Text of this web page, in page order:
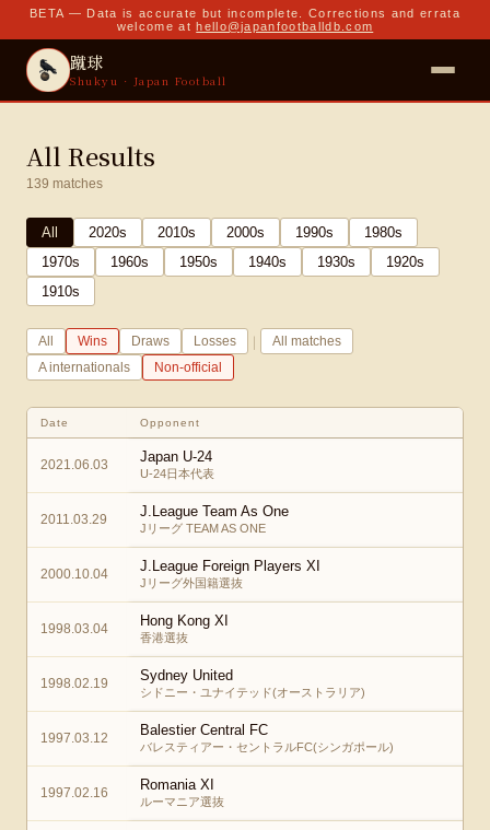
BETA — Data is accurate but incomplete. Corrections and errata
welcome at hello@japanfootballdb.com
蹴球
Shukyu · Japan Football
All Results
139 matches
All 2020s 2010s 2000s 1990s 1980s
1970s 1960s 1950s 1940s 1930s 1920s
1910s
All Wins Draws Losses |
All matches
A internationals
Non-official
Date Opponent
2021.06.03 Japan U-24
U-24日本代表
2011.03.29 J.League Team As One
Jリーグ TEAM AS ONE
2000.10.04 J.League Foreign Players XI
Jリーグ外国籍選抜
1998.03.04 Hong Kong XI
香港選抜
1998.02.19 Sydney United
シドニー・ユナイテッド(オーストラリア)
1997.03.12 Balestier Central FC
バレスティアー・セントラルFC(シンガポール)
1997.02.16 Romania XI
ルーマニア選抜